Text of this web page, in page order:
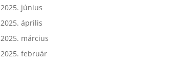
2025. június
2025. április
2025. március
2025. február